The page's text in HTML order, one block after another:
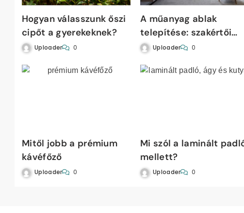
Hogyan válasszunk őszi
cipőt a gyerekeknek?
Uploader 0
A műanyag ablak
telepítése: szakértői
tapasztalatok és
Uploader 0
Mitől jobb a prémium
kávéfőző
Uploader 0
Mi szól a laminált
mellett?
Uploader 0